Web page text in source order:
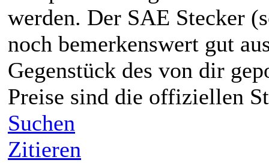
werden. Der SAE Stecker
noch bemerkenswert gut
Gegenstück des von dir
Preise sind die offiziellen
Suchen
Zitieren